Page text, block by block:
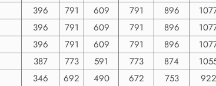
396 791 609 791 896
396 791 609 791 896
396 791 609 791 896
387 773 591 773 874
346 692 490 672 753 922